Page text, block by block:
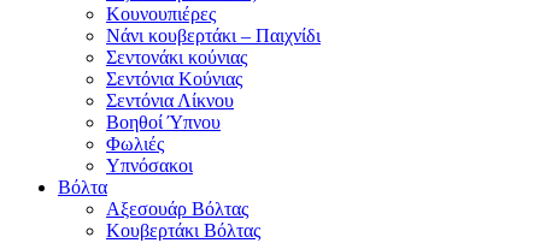
Κουνουπιέρες
Νάνι κουβερτάκι – Παιχνίδι
Σεντονάκι κούνιας
Σεντόνια Κούνιας
Σεντόνια Λίκνου
Βοηθοί Ύπνου
Φωλιές
Υπνόσακοι
Βόλτα
Αξεσουάρ Βόλτας
Κουβερτάκι Βόλτας